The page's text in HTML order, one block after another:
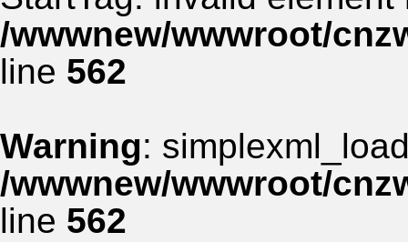
/wwwnew/wwwroot/
line 562
Warning:
/wwwnew/wwwroot/
line 562